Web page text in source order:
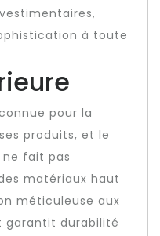
à toute
pour la
produits, et le
fait pas
matériaux haut
méticuleuse aux
garantit durabilité